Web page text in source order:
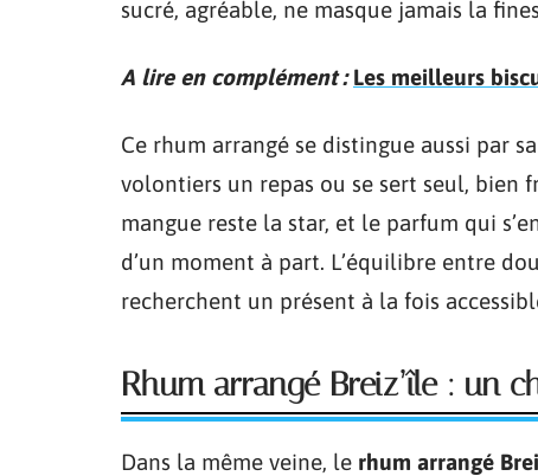
sucré, agréable, ne masque jamais la
A lire en complément : Les meilleurs
Ce rhum arrangé se distingue aussi par
volontiers un repas ou se sert seul, bien
mangue reste la star, et le parfum qui
d’un moment à part. L’équilibre entre
recherchent un présent à la fois
Rhum arrangé Breiz’île : un
Dans la même veine, le rhum arrangé